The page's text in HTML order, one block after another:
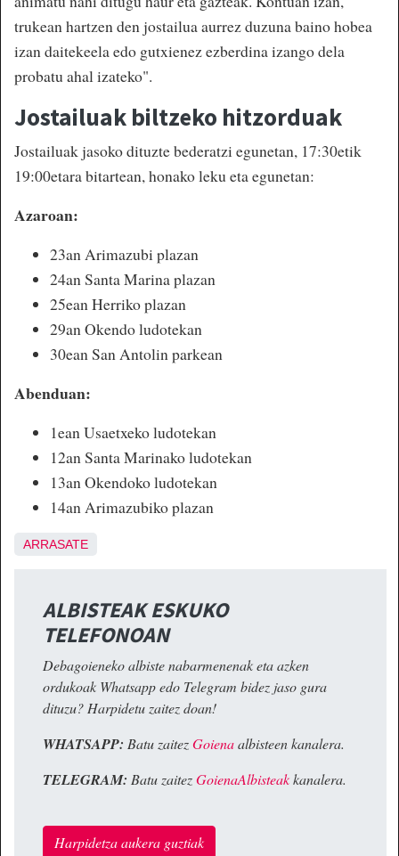
trukean hartzen den jostailua aurrez duzuna baino hobea
izan daitekeela edo gutxienez ezberdina izango dela
probatu ahal izateko".
Jostailuak biltzeko hitzorduak
Jostailuak jasoko dituzte bederatzi egunetan, 17:30etik
19:00etara bitartean, honako leku eta egunetan:
Azaroan:
23an Arimazubi plazan
24an Santa Marina plazan
25ean Herriko plazan
29an Okendo ludotekan
30ean San Antolin parkean
Abenduan:
1ean Usaetxeko ludotekan
12an Santa Marinako ludotekan
13an Okendoko ludotekan
14an Arimazubiko plazan
ARRASATE
ALBISTEAK ESKUKO
TELEFONOAN
Debagoieneko albiste nabarmenenak eta azken
ordukoak Whatsapp edo Telegram bidez jaso gura
dituzu? Harpidetu zaitez doan!
WHATSAPP: Batu zaitezGoienaalbisteen kanalera.
TELEGRAM: Batu zaitezGoienaAlbisteakkanalera.
Harpidetza aukera guztiak